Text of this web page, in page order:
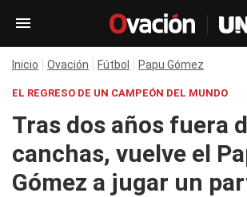
Inicio Ovación Fútbol Papu Gómez
EL REGRESO DE UN CAMPEÓN DEL MUNDO
Tras dos años fuera
canchas, vuelve el
Gómez a jugar un